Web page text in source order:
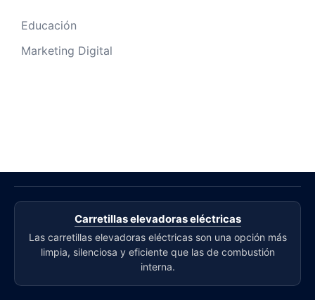
Educación
Marketing Digital
Carretillas elevadoras eléctricas
Las carretillas elevadoras eléctricas son una opción más
limpia, silenciosa y eficiente que las de combustión
interna.